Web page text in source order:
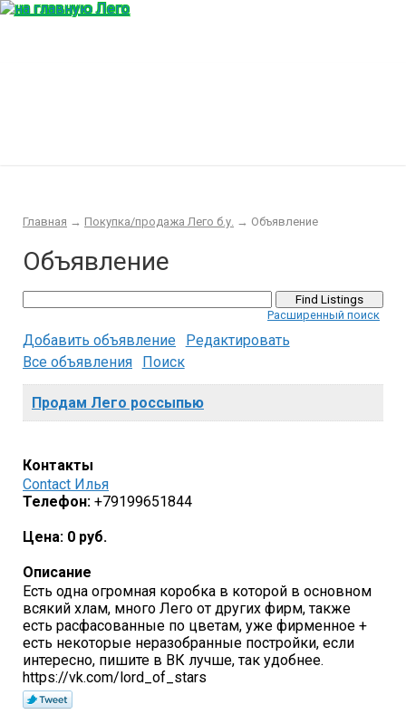
Главная → Покупка/продажа Лего б.у. → Объявление
Объявление
Расширенный поиск
Добавить объявление
Редактировать
Все объявления
Поиск
Продам Лего россыпью
Контакты
Contact Илья
Телефон: +79199651844
Цена: 0 руб.
Описание
Есть одна огромная коробка в которой в основном
всякий хлам, много Лего от других фирм, также
есть расфасованные по цветам, уже фирменное +
есть некоторые неразобранные постройки, если
интересно, пишите в ВК лучше, так удобнее.
https://vk.com/lord_of_stars